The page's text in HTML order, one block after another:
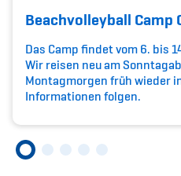
Team
Offene Stellen
Mitgliedervereine
Sponsoren und
Netzwerk
Beachvolleyball Camp
Das Camp findet vom 6. bis
Wir reisen neu am
Montagmorgen früh wieder
Informationen folgen.